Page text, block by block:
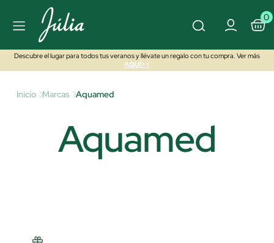
0
Descubre el lugar para todos tus veranos y llévate un regalo con tu compra. Ver más
AQUÍ>>
Inicio Marcas Aquamed
Aquamed